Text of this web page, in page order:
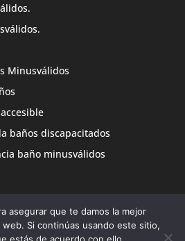
Minusválidos
baños discapacitados
baño minusválidos
asegurar que te damos la mejor
Si continúas usando este sitio,